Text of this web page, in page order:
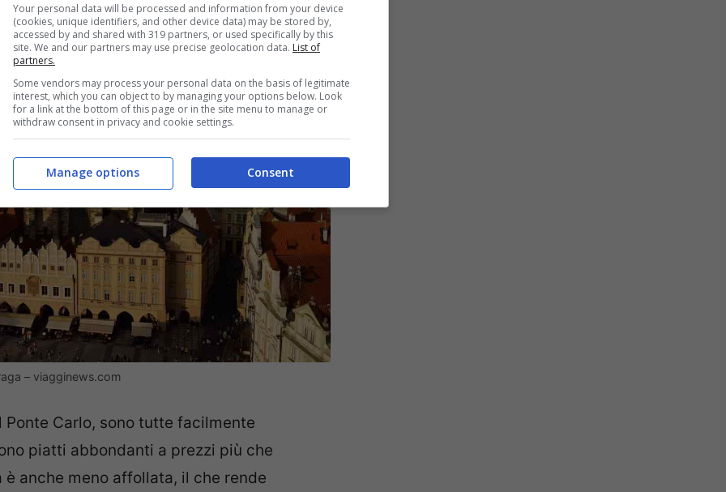
– viagginews.com
Carlo, sono tutte facilmente
piatti abbondanti a prezzi più che
anche meno affollata, il che rende
Your personal data will be processed and information from your device
(cookies, unique identifiers, and other device data) may be stored by,
accessed by and shared with 319 partners, or used specifically by this
site. We and our partners may use precise geolocation data. List of
partners.
Some vendors may process your personal data on the basis of legitimate
interest, which you can object to by managing your options below. Look
for a link at the bottom of this page or in the site menu to manage or
withdraw consent in privacy and cookie settings.
Consent
Manage options